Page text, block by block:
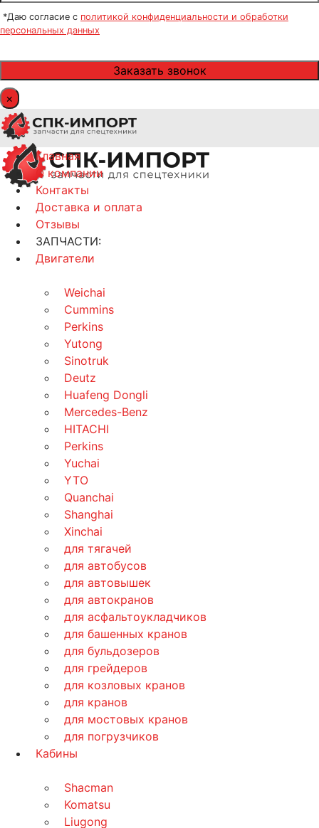
*Даю согласие с политикой конфиденциальности и обработки
персональных данных
×
Главная
О компании
Контакты
Доставка и оплата
Отзывы
ЗАПЧАСТИ:
Двигатели
Weichai
Cummins
Perkins
Yutong
Sinotruk
Deutz
Huafeng Dongli
Mercedes-Benz
HITACHI
Perkins
Yuchai
YTO
Quanchai
Shanghai
Xinchai
для тягачей
для автобусов
для автовышек
для автокранов
для асфальтоукладчиков
для башенных кранов
для бульдозеров
для грейдеров
для козловых кранов
для кранов
для мостовых кранов
для погрузчиков
Кабины
Shacman
Komatsu
Liugong